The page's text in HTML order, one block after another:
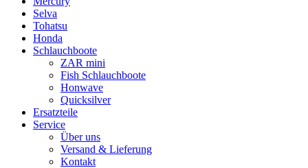
Selva
Tohatsu
Honda
Schlauchboote
ZAR mini
Fish Schlauchboote
Honwave
Quicksilver
Ersatzteile
Service
Über uns
Versand & Lieferung
Kontakt